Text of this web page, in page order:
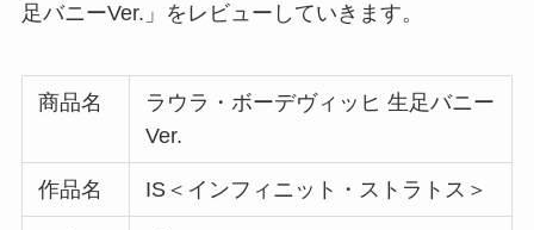
足バニーVer.」をレビューしていきます。
商品名
ラウラ・ボーデヴィッヒ 生足バニー
Ver.
作品名 IS＜インフィニット・ストラトス＞